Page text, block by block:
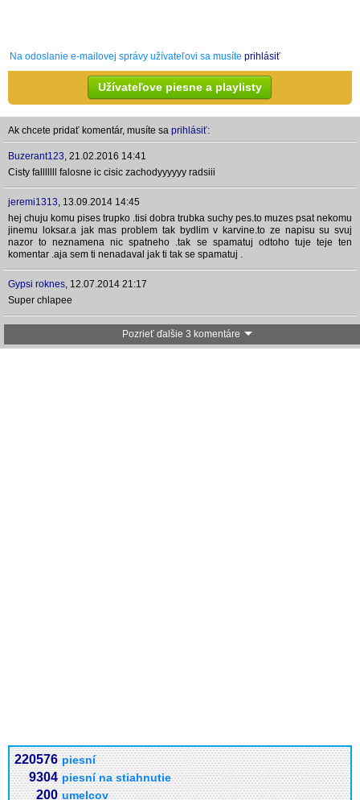
Na odoslanie e-mailovej správy užívateľovi sa musíte prihlásiť
Užívateľove piesne a playlisty
Ak chcete pridať komentár, musíte sa prihlásiť:
Buzerant123, 21.02.2016 14:41
Cisty falllllll falosne ic cisic zachodyyyyyy radsiii
jeremi1313, 13.09.2014 14:45
hej chuju komu pises trupko .tisi dobra trubka suchy pes.to muzes psat nekomu
jinemu loksar.a jak mas problem tak bydlim v karvine.to ze napisu su svuj
nazor to neznamena nic spatneho .tak se spamatuj odtoho tuje teje ten
komentar .aja sem ti nenadaval jak ti tak se spamatuj .
Gypsi roknes, 12.07.2014 21:17
Super chlapee
Pozrieť ďalšie 3 komentáre
220576 piesní
9304 piesní na stiahnutie
200 umelcov